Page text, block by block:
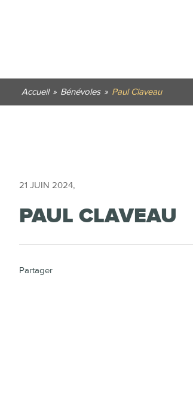
Accueil » Bénévoles » Paul Claveau
21 JUIN 2024,
PAUL CLAVEAU
Partager